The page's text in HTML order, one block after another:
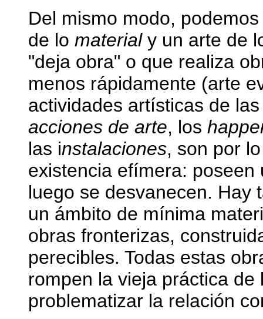
Del mismo modo,
de lo material y un arte de
"deja obra" o que realiza
menos rápidamente (arte
actividades artísticas de
acciones de arte, los
las instalaciones, son por
existencia efímera:
luego se desvanecen. Hay
un ámbito de mínima
obras fronterizas,
perecibles. Todas estas
rompen la vieja práctica
problematizar la relación